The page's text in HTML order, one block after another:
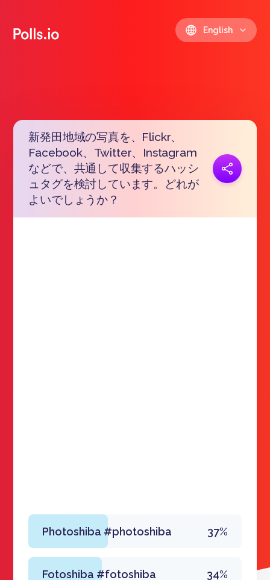
English
新発田地域の写真を、Flickr、
Facebook、Twitter、Instagram
などで、共通して収集するハッシ
ュタグを検討しています。どれが
よいでしょうか？
Copy link
Photoshiba #photoshiba 37%
Fotoshiba #fotoshiba 34%